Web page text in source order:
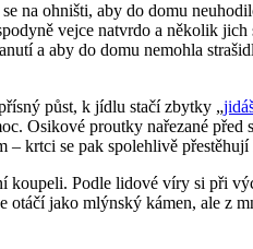
na ohništi, aby do domu
vejce natvrdo a několik jich
a aby do domu nemohla
půst, k jídlu stačí zbytky „
Osikové proutky nařezané
krtci se pak spolehlivě přestěhují
koupeli. Podle lidové víry si při
otáčí jako mlýnský kámen, ale z